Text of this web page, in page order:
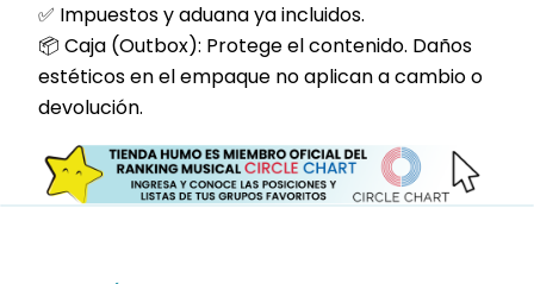
✅ Impuestos y aduana ya incluidos.
📦 Caja (Outbox): Protege el contenido. Daños
estéticos en el empaque no aplican a cambio o
devolución.